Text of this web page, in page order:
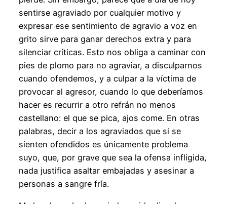
sentirse agraviado por cualquier motivo y
expresar ese sentimiento de agravio a voz en
grito sirve para ganar derechos extra y para
silenciar críticas. Esto nos obliga a caminar con
pies de plomo para no agraviar, a disculparnos
cuando ofendemos, y a culpar a la víctima de
provocar al agresor, cuando lo que deberíamos
hacer es recurrir a otro refrán no menos
castellano: el que se pica, ajos come. En otras
palabras, decir a los agraviados que si se
sienten ofendidos es únicamente problema
suyo, que, por grave que sea la ofensa infligida,
nada justifica asaltar embajadas y asesinar a
personas a sangre fría.